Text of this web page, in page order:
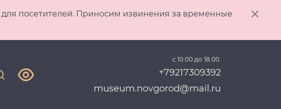
для посетителей. Приносим извинения за временные
с 10.00 до 18.00.
+79217309392
museum.novgorod@mail.ru